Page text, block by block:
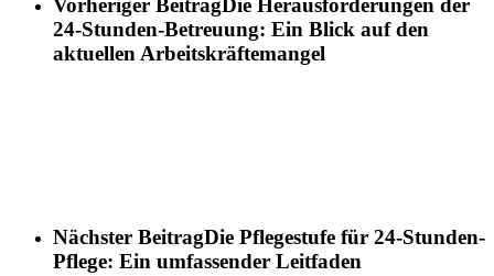
Vorheriger BeitragDie Herausforderungen der
24-Stunden-Betreuung: Ein Blick auf den
aktuellen Arbeitskräftemangel
Nächster BeitragDie Pflegestufe für 24-Stunden-
Pflege: Ein umfassender Leitfaden